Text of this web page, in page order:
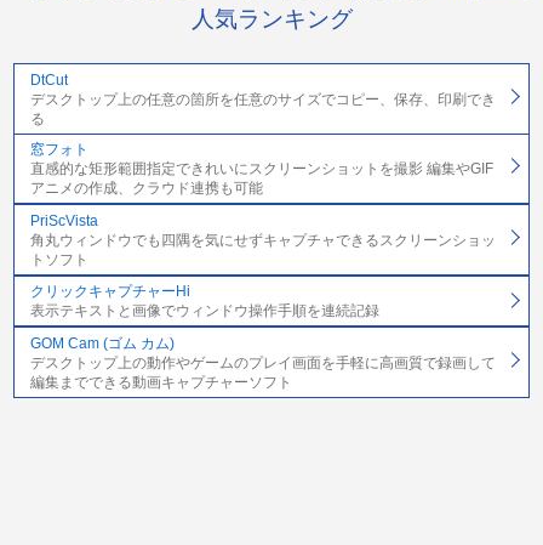
人気ランキング
DtCut
デスクトップ上の任意の箇所を任意のサイズでコピー、保存、印刷でき
る
窓フォト
直感的な矩形範囲指定できれいにスクリーンショットを撮影 編集やGIF
アニメの作成、クラウド連携も可能
PriScVista
角丸ウィンドウでも四隅を気にせずキャプチャできるスクリーンショッ
トソフト
クリックキャプチャーHi
表示テキストと画像でウィンドウ操作手順を連続記録
GOM Cam (ゴム カム)
デスクトップ上の動作やゲームのプレイ画面を手軽に高画質で録画して
編集までできる動画キャプチャーソフト